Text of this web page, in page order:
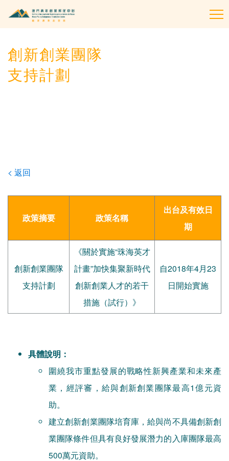
創新創業團隊
支持計劃
< 返回
政策摘要 政策名稱
出台及有效日
期
創新創業團隊
支持計劃
《關於實施“珠海英才
計畫”加快集聚新時代
創新創業人才的若干
措施（試行）》
自2018年4月23
日開始實施
具體說明：
圍繞我市重點發展的戰略性新興產業和未來產
業，經評審，給與創新創業團隊最高1億元資
助。
建立創新創業團隊培育庫，給與尚不具備創新創
業團隊條件但具有良好發展潛力的入庫團隊最高
500萬元資助。